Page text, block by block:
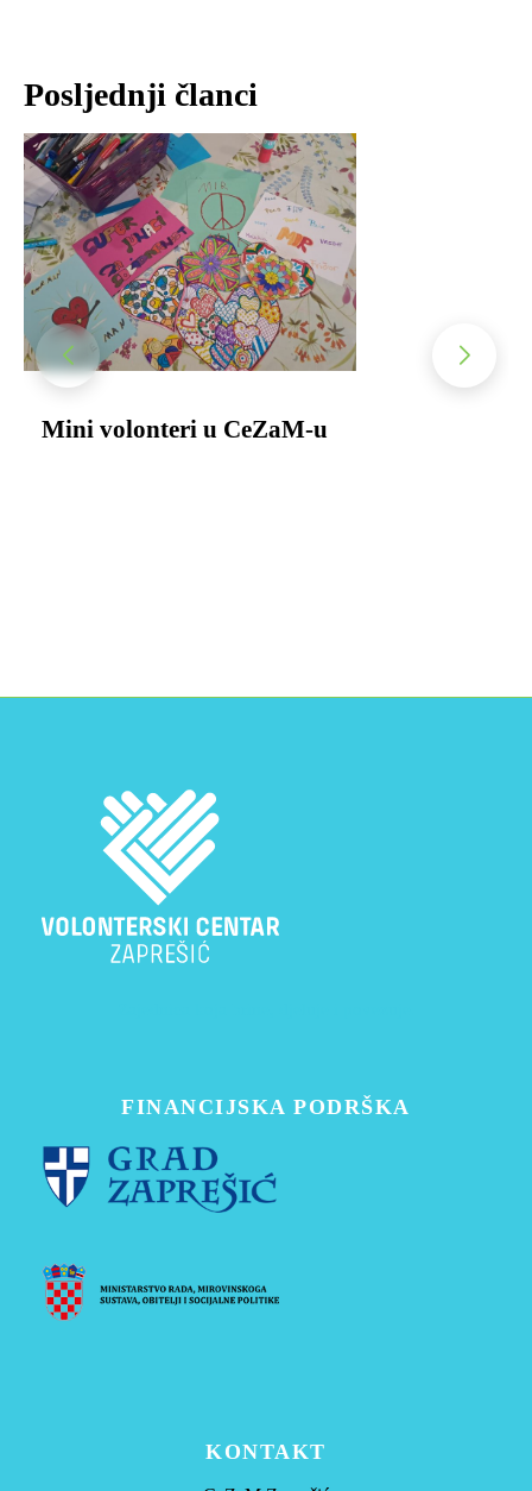
Posljednji članci
Mini volonteri u CeZaM-u
FINANCIJSKA PODRŠKA
KONTAKT